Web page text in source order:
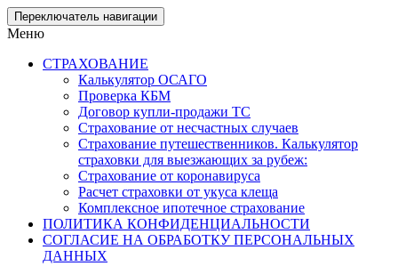
Skip
to
content
Переключатель навигации
Меню
СТРАХОВАНИЕ
Калькулятор ОСАГО
Проверка КБМ
Договор купли-продажи ТС
Страхование от несчастных случаев
Страхование путешественников. Калькулятор
страховки для выезжающих за рубеж:
Страхование от коронавируса
Расчет страховки от укуса клеща
Комплексное ипотечное страхование
ПОЛИТИКА КОНФИДЕНЦИАЛЬНОСТИ
СОГЛАСИЕ НА ОБРАБОТКУ ПЕРСОНАЛЬНЫХ
ДАННЫХ